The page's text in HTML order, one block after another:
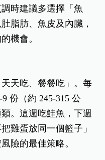
時建議多選擇「魚
脂肪、魚皮及內臟，
機會。
天吃、餐餐吃」。每
份（約 245-315 公
。這週吃鮭魚，下週
雞蛋放同一個籃子」
險的最佳策略。